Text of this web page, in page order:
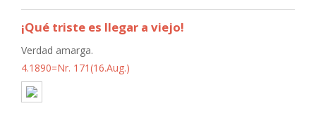
¡Qué triste es llegar a viejo!
Verdad amarga.
4.1890=Nr. 171(16.Aug.)